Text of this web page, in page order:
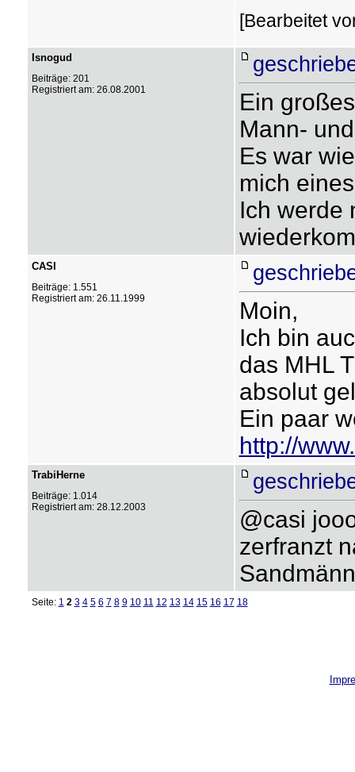
[Bearbeitet
Isnogud
Beiträge: 201
Registriert am: 26.08.2001
Ein
Mann-
Es war
mich
Ich werde
CASI
Beiträge: 1.551
Registriert am: 26.11.1999
Moin,
Ich bin
das MHL
absolut
Ein paar
http://
TrabiHerne
Beiträge: 1.014
Registriert am: 28.12.2003
@casi
zerfranzt
Seite: 1 2 3 4 5 6 7 8 9 10 11 12 13 14 15 16 17 18